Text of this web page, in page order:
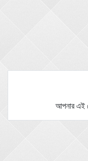
আপনার এই